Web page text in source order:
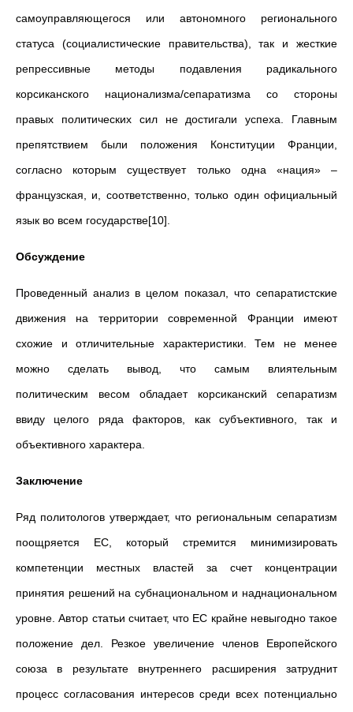
самоуправляющегося или автономного регионального
статуса (социалистические правительства), так и жесткие
репрессивные методы подавления радикального
корсиканского национализма/сепаратизма со стороны
правых политических сил не достигали успеха. Главным
препятствием были положения Конституции Франции,
согласно которым существует только одна «нация» –
французская, и, соответственно, только один официальный
язык во всем государстве[10].
Обсуждение
Проведенный анализ в целом показал, что сепаратистские
движения на территории современной Франции имеют
схожие и отличительные характеристики. Тем не менее
можно сделать вывод, что самым влиятельным
политическим весом обладает корсиканский сепаратизм
ввиду целого ряда факторов, как субъективного, так и
объективного характера.
Заключение
Ряд политологов утверждает, что региональным сепаратизм
поощряется ЕС, который стремится минимизировать
компетенции местных властей за счет концентрации
принятия решений на субнациональном и наднациональном
уровне. Автор статьи считает, что ЕС крайне невыгодно такое
положение дел. Резкое увеличение членов Европейского
союза в результате внутреннего расширения затруднит
процесс согласования интересов среди всех потенциально